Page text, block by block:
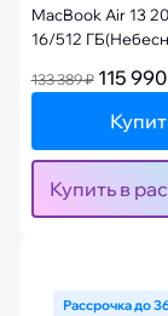
MacBook Air 13
16/512
133 389 ₽ 115
Купить в
Рассрочка до